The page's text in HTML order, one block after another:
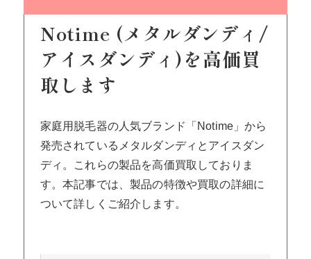
Notime (メタルダンディ/
アイスダンディ)を高価買
取します
家庭用脱毛器の人気ブランド「Notime」から
発売されているメタルダンディとアイスダン
ディ。これらの製品を高価買取しておりま
す。本記事では、製品の特徴や買取の詳細に
ついて詳しくご紹介します。